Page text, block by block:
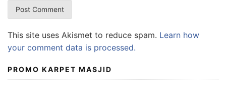
This site uses Akismet to reduce spam. Learn how
your comment data is processed.
PROMO KARPET MASJID